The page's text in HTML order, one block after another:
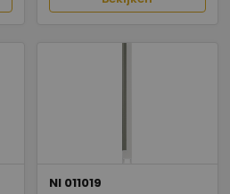
NI 011019